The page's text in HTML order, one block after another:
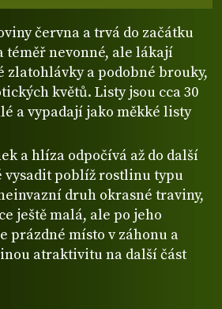
června a trvá do začátku
téměř nevonné, ale lákají
zlatohlávky a podobné brouky,
květů. Listy jsou cca 30
a vypadají jako měkké listy
a hlíza odpočívá až do další
vysadit poblíž rostlinu typu
druh okrasné traviny,
ještě malá, ale po jeho
prázdné místo v záhonu a
atraktivitu na další část